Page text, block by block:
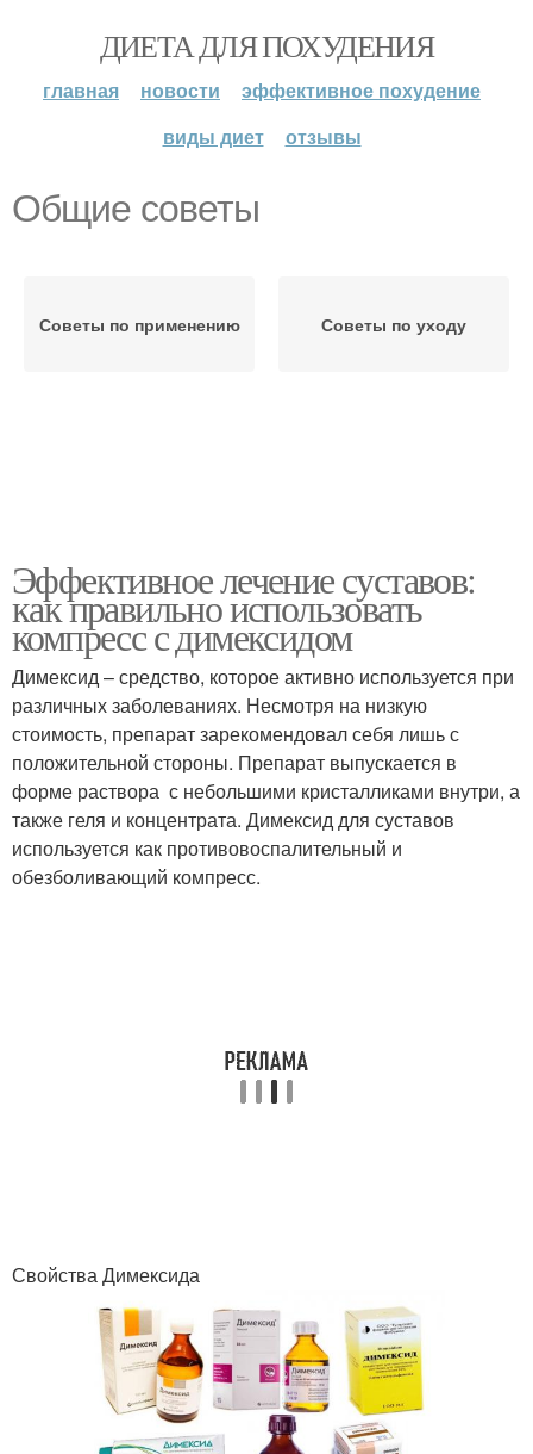
ДИЕТА ДЛЯ ПОХУДЕНИЯ
главная новости
эффективное похудение
виды диет
отзывы
Общие советы
Советы по применению Советы по уходу
Эффективное лечение суставов:
как правильно использовать
компресс с димексидом
Димексид – средство, которое активно используется при
различных заболеваниях. Несмотря на низкую
стоимость, препарат зарекомендовал себя лишь с
положительной стороны. Препарат выпускается в
форме раствора с небольшими кристалликами внутри, а
также геля и концентрата. Димексид для суставов
используется как противовоспалительный и
обезболивающий компресс.
Свойства Димексида